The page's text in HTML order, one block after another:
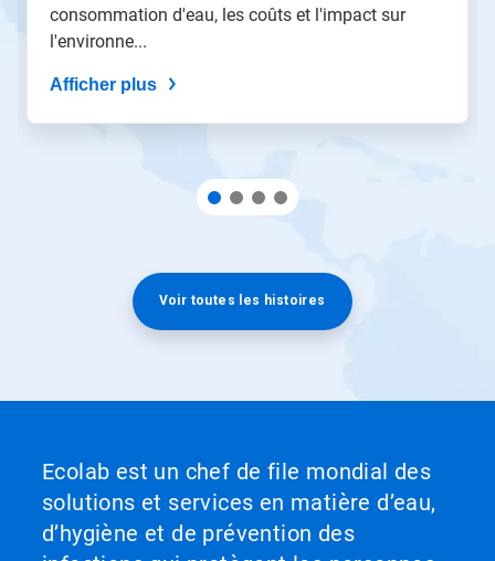
de refroidissement pour la fabrication​​​​​​​​​​​​​​
consommation d'eau, les coûts et l'impact sur
l'environne...
Afficher plus
Voir toutes les histoires
Ecolab est un chef de file mondial des
solutions et services en matière d’eau,
d’hygiène et de prévention des